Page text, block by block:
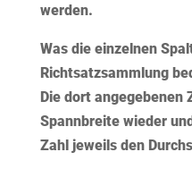
werden.
Was die einzelnen
Richtsatzsammlung
Die dort angegebenen
Spannbreitewieder
Zahl jeweils den